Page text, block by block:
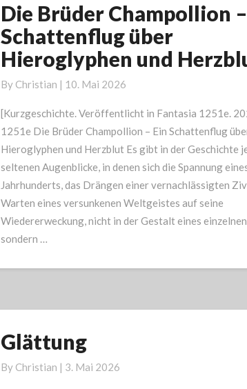
Die
Brüder
Champollion
–
Ein
über
Hieroglyphen
und
Herzblut
Die Brüder Champollion
Schattenflug über
Hieroglyphen und
By Christian | 10. Mai 2026
[Kurzgeschichte. Veröffentlicht in Fantasia 1251e.
1251e Die Brüder Champollion – Ein Schattenflug
Hieroglyphen und Herzblut Es gibt in der Geschichte
seltenen Augenblicke, in denen sich die Spannung
Jahrhunderts, das Drängen einer vernachlässigten
Warten eines versunkenen Weltgeistes auf seine
Wiedererweckung, nicht in der Gestalt eines
sondern …
Glättung
Glättung
By Christian | 3. Mai 2026